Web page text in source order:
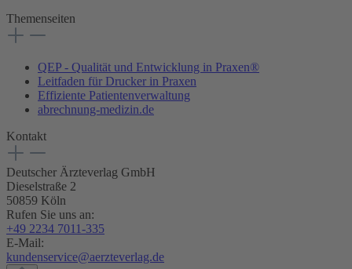
Themenseiten
QEP - Qualität und Entwicklung in Praxen®
Leitfaden für Drucker in Praxen
Effiziente Patientenverwaltung
abrechnung-medizin.de
Kontakt
Deutscher Ärzteverlag GmbH
Dieselstraße 2
50859 Köln
Rufen Sie uns an:
+49 2234 7011-335
E-Mail:
kundenservice@aerzteverlag.de